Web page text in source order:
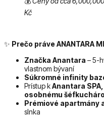
Kč
✨ Prečo práve ANANTARA
Značka Anantara – 5-
vlastnom bývaní
Súkromné infinity
Prístup kAnantara
osobnému
Prémiové apartmány
slnka